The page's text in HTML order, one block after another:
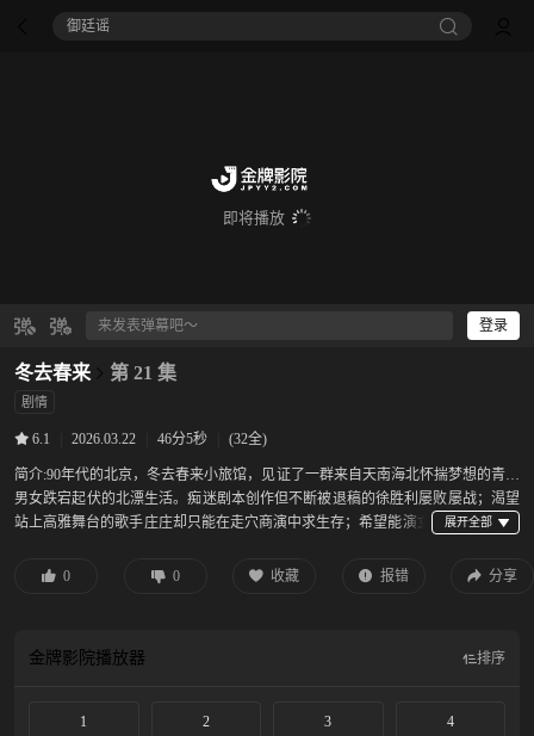
御廷谣‎
即将播放
登录
冬去春来 第 21 集
剧情
6.1 2026.03.22 46分5秒 (32全)
简介:90年代的北京，冬去春来小旅馆，见证了一群来自天南海北怀揣梦想的青年
男女跌宕起伏的北漂生活。痴迷剧本创作但不断被退稿的徐胜利屡败屡战；渴望
站上高雅舞台的歌手庄庄却只能在走穴商演中求生存；希望能演女
桥下吹奏给路人实现自己的音乐梦；热爱文艺的群众演员郭宗宝为了给妻儿治病
0 0 收藏 报错 分享
金牌影院播放器 排序
1 2 3 4